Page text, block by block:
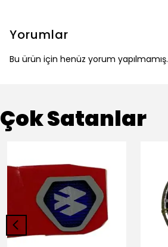
Yorumlar
Bu ürün için henüz yorum yapılmamış.
Çok Satanlar